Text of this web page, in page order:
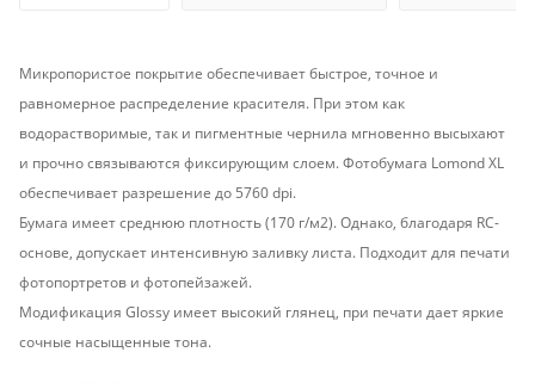
Микропористое покрытие обеспечивает быстрое, точное и
равномерное распределение красителя. При этом как
водорастворимые, так и пигментные чернила мгновенно высыхают
и прочно связываются фиксирующим слоем. Фотобумага Lomond XL
обеспечивает разрешение до 5760 dpi.
Бумага имеет среднюю плотность (170 г/м2). Однако, благодаря RC-
основе, допускает интенсивную заливку листа. Подходит для печати
фотопортретов и фотопейзажей.
Модификация Glossy имеет высокий глянец, при печати дает яркие
сочные насыщенные тона.